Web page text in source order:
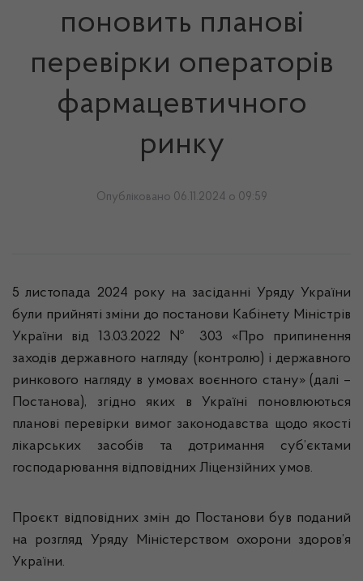
поновить планові
перевірки операторів
фармацевтичного
ринку
Опубліковано 06.11.2024 о 09:59
5 листопада 2024 року на засіданні Уряду України
були прийняті зміни до постанови Кабінету Міністрів
України від 13.03.2022 № 303 «Про припинення
заходів державного нагляду (контролю) і державного
ринкового нагляду в умовах воєнного стану» (далі –
Постанова), згідно яких в Україні поновлюються
планові перевірки вимог законодавства щодо якості
лікарських засобів та дотримання суб’єктами
господарювання відповідних Ліцензійних умов.
Проєкт відповідних змін до Постанови був поданий
на розгляд Уряду Міністерством охорони здоров’я
України.